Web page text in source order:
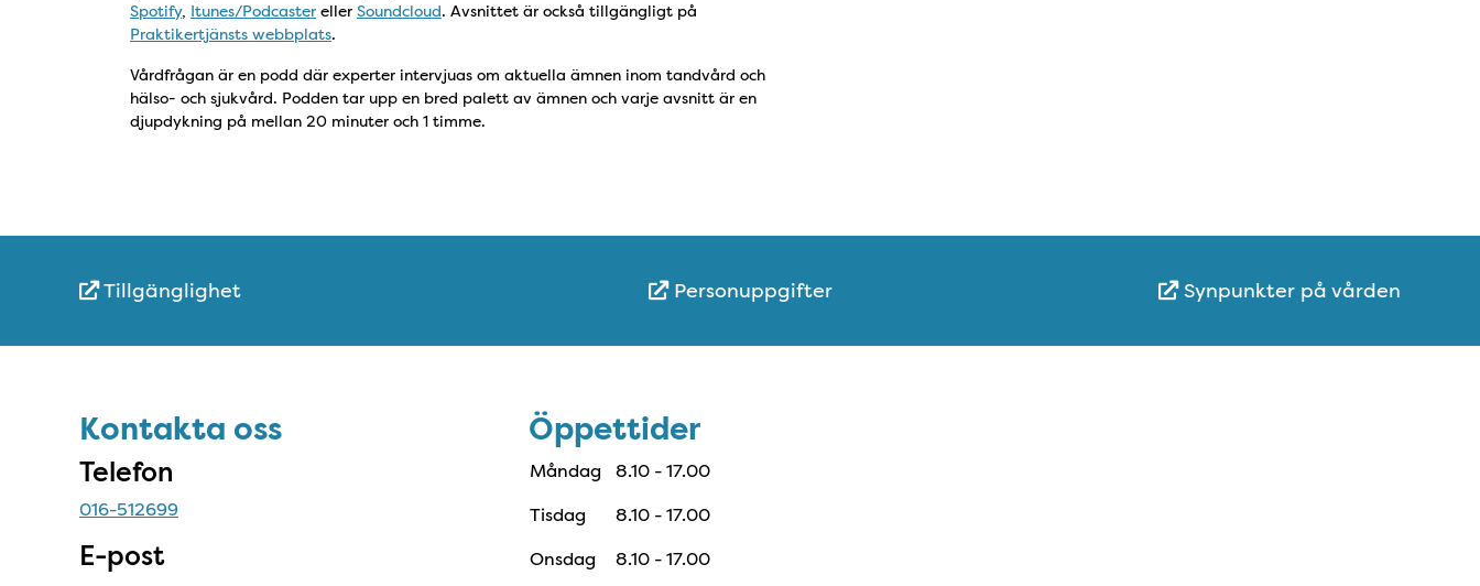
Spotify, Itunes/Podcaster eller Soundcloud. Avsnittet är också tillgängligt på
Praktikertjänsts webbplats.
Vårdfrågan är en podd där experter intervjuas om aktuella ämnen inom tandvård och
hälso- och sjukvård. Podden tar upp en bred palett av ämnen och varje avsnitt är en
djupdykning på mellan 20 minuter och 1 timme.
Snabblänkar
Tillgänglighet Personuppgifter Synpunkter på vården
Kontakta oss
Kontakta oss
Telefon
016-512699
E-post
Öppettider
Öppettider
Måndag
Tisdag
Onsdag
8.10 - 17.00
8.10 - 17.00
8.10 - 17.00